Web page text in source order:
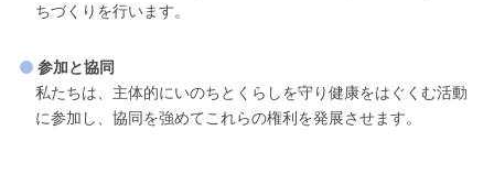
ちづくりを行います。
参加と協同
私たちは、主体的にいのちとくらしを守り健康をはぐくむ活動
に参加し、協同を強めてこれらの権利を発展させます。